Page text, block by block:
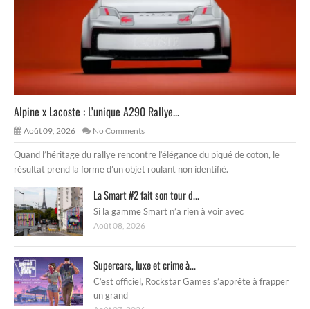
Alpine x Lacoste : L’unique A290 Rallye...
Août 09, 2026 No Comments
Quand l’héritage du rallye rencontre l’élégance du piqué de coton, le
résultat prend la forme d’un objet roulant non identifié.
La Smart #2 fait son tour d...
Si la gamme Smart n’a rien à voir avec
Août 08, 2026
Supercars, luxe et crime à...
C’est officiel, Rockstar Games s’apprête à frapper
un grand